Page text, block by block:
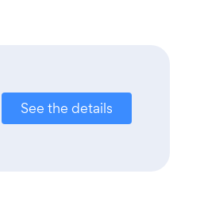
See the details